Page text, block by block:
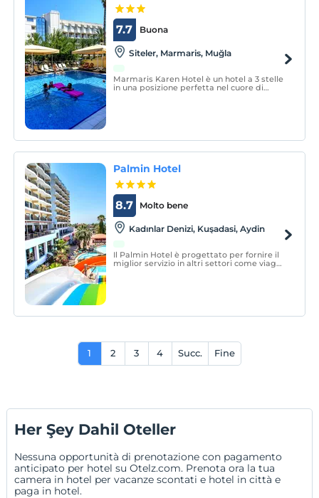
Buona
7.7
Siteler, Marmaris, Muğla
Marmaris Karen Hotel è un hotel a 3 stelle
in una posizione perfetta nel cuore di
Palmin Hotel
Molto bene
8.7
Kadınlar Denizi, Kuşadasi, Aydin
Il Palmin Hotel è progettato per fornire il
miglior servizio in altri settori come viaggi
1 2 3 4 Succ. Fine
Her Şey Dahil Oteller
Nessuna opportunità di prenotazione con pagamento
anticipato per hotel su Otelz.com. Prenota ora la tua
camera in hotel per vacanze scontati e hotel in città e
paga in hotel.